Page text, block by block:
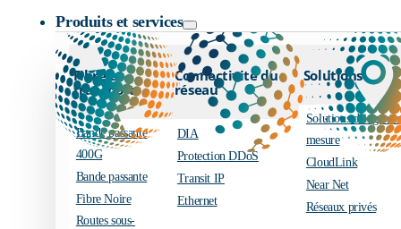
Produits et services
Fibre et
transport
Bande passante
400G
Bande passante
Fibre Noire
Routes sous-
Connectivité du
réseau
DIA
Protection DDoS
Transit IP
Ethernet
Solutions
Solutions
mesure
CloudLink
Near Net
Réseaux privés